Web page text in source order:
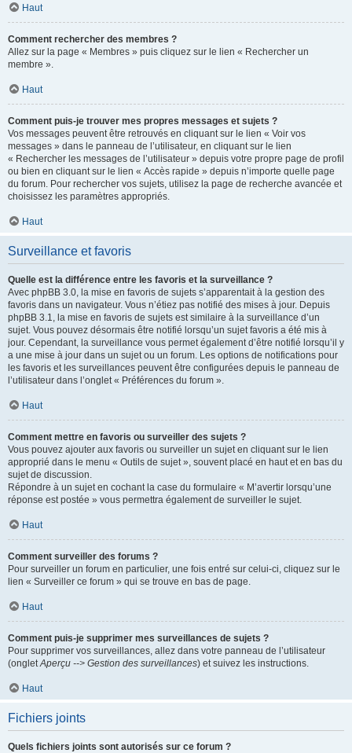
Haut
Comment rechercher des membres ?
Allez sur la page « Membres » puis cliquez sur le lien « Rechercher un
membre ».
Haut
Comment puis-je trouver mes propres messages et sujets ?
Vos messages peuvent être retrouvés en cliquant sur le lien « Voir vos
messages » dans le panneau de l’utilisateur, en cliquant sur le lien
« Rechercher les messages de l’utilisateur » depuis votre propre page de profil
ou bien en cliquant sur le lien « Accès rapide » depuis n’importe quelle page
du forum. Pour rechercher vos sujets, utilisez la page de recherche avancée et
choisissez les paramètres appropriés.
Haut
Surveillance et favoris
Quelle est la différence entre les favoris et la surveillance ?
Avec phpBB 3.0, la mise en favoris de sujets s’apparentait à la gestion des
favoris dans un navigateur. Vous n’étiez pas notifié des mises à jour. Depuis
phpBB 3.1, la mise en favoris de sujets est similaire à la surveillance d’un
sujet. Vous pouvez désormais être notifié lorsqu’un sujet favoris a été mis à
jour. Cependant, la surveillance vous permet également d’être notifié lorsqu’il y
a une mise à jour dans un sujet ou un forum. Les options de notifications pour
les favoris et les surveillances peuvent être configurées depuis le panneau de
l’utilisateur dans l’onglet « Préférences du forum ».
Haut
Comment mettre en favoris ou surveiller des sujets ?
Vous pouvez ajouter aux favoris ou surveiller un sujet en cliquant sur le lien
approprié dans le menu « Outils de sujet », souvent placé en haut et en bas du
sujet de discussion.
Répondre à un sujet en cochant la case du formulaire « M’avertir lorsqu’une
réponse est postée » vous permettra également de surveiller le sujet.
Haut
Comment surveiller des forums ?
Pour surveiller un forum en particulier, une fois entré sur celui-ci, cliquez sur le
lien « Surveiller ce forum » qui se trouve en bas de page.
Haut
Comment puis-je supprimer mes surveillances de sujets ?
Pour supprimer vos surveillances, allez dans votre panneau de l’utilisateur
(ongletAperçu --> Gestion des surveillances) et suivez les instructions.
Haut
Fichiers joints
Quels fichiers joints sont autorisés sur ce forum ?